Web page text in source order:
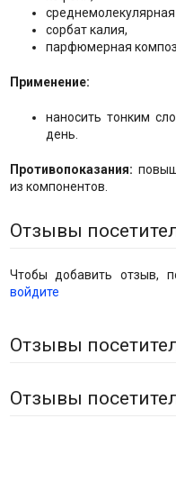
сорбат калия,
парфюмерная
Применение:
наносить тонким
день.
Противопоказания:
из компонентов.
Отзывы
Чтобы добавить отзыв,
войдите
Отзывы
Отзывы